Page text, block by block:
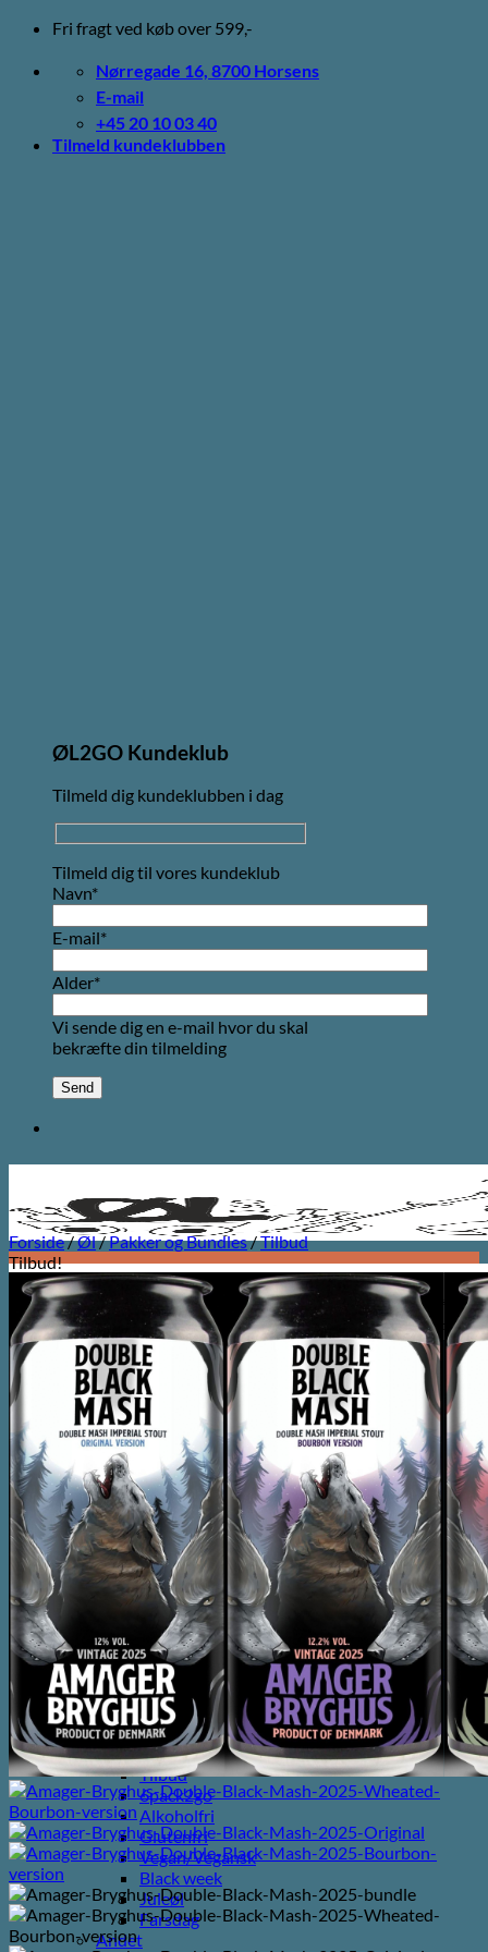
Fortsæt
indhold
Fri fragt ved køb over 599,-
Nørregade 16, 8700 Horsens
E-mail
+45 20 10 03 40
Tilmeld kundeklubben
ØL2GO Kundeklub
Tilmeld dig kundeklubben i dag
Tilmeld dig til vores kundeklub
Navn*
E-mail*
Alder*
Vi sende dig en e-mail hvor du skal
bekræfte din tilmelding
Søg
efter:
Forside
Shop
Kategorier
Lager/Pilsner/Pale Ale/Blonde/Gylden
Weissbier/Wit
Saison/Farmhouse/Grisette
IPA
Syrligt/Vildtgæret/Sour/Berliner Weisse
Mjød/Melomel/Braggot
Red Ale/Amber Ale/Brown Ale/Bock/Dubbel
Strong Ale/Dark Ale/Triple/Barley Wine
Porter/Stouts/Quadrupel
Røgøl
Øl
Tilbud
6pack2go
Alkoholfri
Glutenfri
Vegan/Vegansk
Black week
Juleøl
Farsdag
Andet
Forside/Øl/Pakker og Bundles/Tilbud
Tilbud!